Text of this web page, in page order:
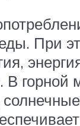
При
В